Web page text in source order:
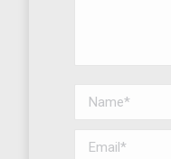
Name *
Email *